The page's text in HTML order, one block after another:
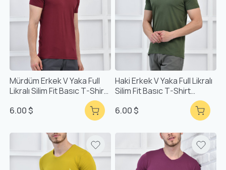
Mürdüm Erkek V Yaka Full
Likralı Silim Fit Basıc T-Shirt
6.00 $
Haki Erkek V Yaka Full Likralı
Silim Fit Basıc T-Shirt
6.00 $